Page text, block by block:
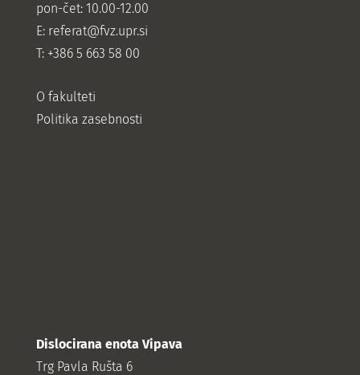
pon-čet: 10.00-12.00
E: referat@fvz.upr.si
T: +386 5 663 58 00
O fakulteti
Politika zasebnosti
Dislocirana enota Vipava
Trg Pavla Rušta 6